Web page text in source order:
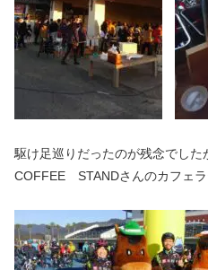
駆け足巡りだったのが残念でし
COFFEE STANDさんのカフェラ